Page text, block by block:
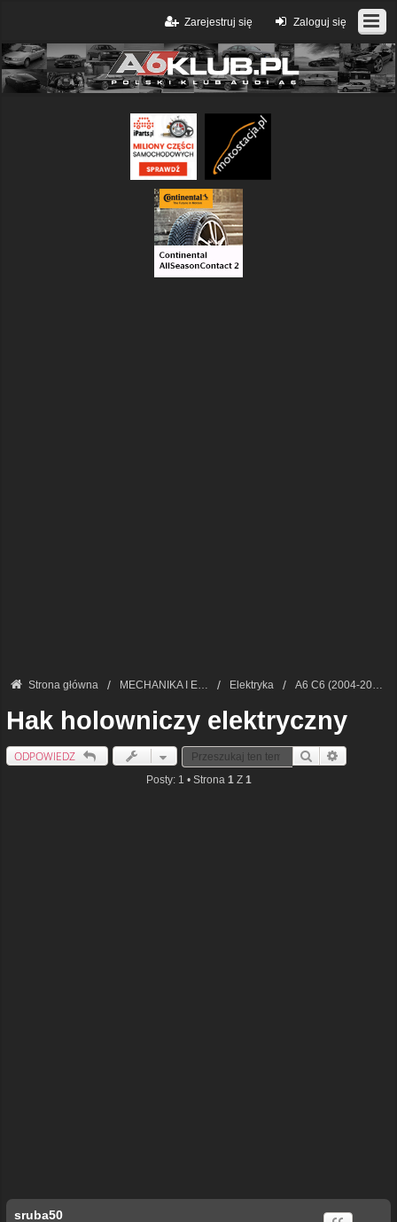
Zaloguj się
Zarejestruj się
Strona główna MECHANIKA I ELEKTRONIKA — FORUM TECHNICZNE Elektryka A6 C6 (2004-2011)
Hak holowniczy elektryczny
ODPOWIEDZ Szukaj
Posty: 1 • Strona 1 Z 1
sruba50